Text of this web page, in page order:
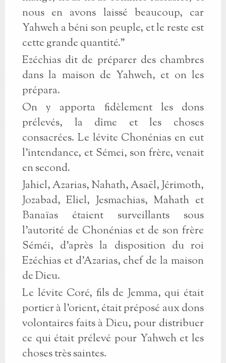
nous en avons laissé beaucoup, car
Yahweh a béni son peuple, et le reste est
cette grande quantité."
Ezéchias dit de préparer des chambres
dans la maison de Yahweh, et on les
prépara.
On y apporta fidèlement les dons
prélevés, la dîme et les choses
consacrées. Le lévite Chonénias en eut
l'intendance, et Sémei, son frère, venait
en second.
Jahiel, Azarias, Nahath, Asaël, Jérimoth,
Jozabad, Eliel, Jesmachias, Mahath et
Banaïas étaient surveillants sous
l'autorité de Chonénias et de son frère
Séméi, d'après la disposition du roi
Ezéchias et d'Azarias, chef de la maison
de Dieu.
Le lévite Coré, fils de Jemma, qui était
portier à l'orient, était préposé aux dons
volontaires faits à Dieu, pour distribuer
ce qui était prélevé pour Yahweh et les
choses très saintes.